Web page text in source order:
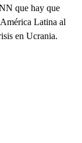
que hay que
Latina al
en Ucrania.